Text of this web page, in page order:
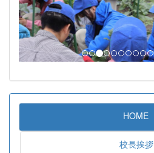
u
s
HOME
校長挨拶